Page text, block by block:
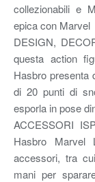
collezionabili e
epica con Marvel
DESIGN,
questa action
Hasbro presenta
di 20 punti di
esporla in pose
ACCESSORI
Hasbro Marvel
accessori, tra
mani per